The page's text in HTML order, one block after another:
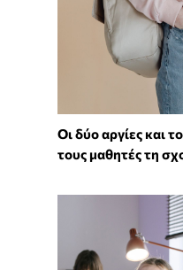
Οι δύο αργίες και
τους μαθητές τη